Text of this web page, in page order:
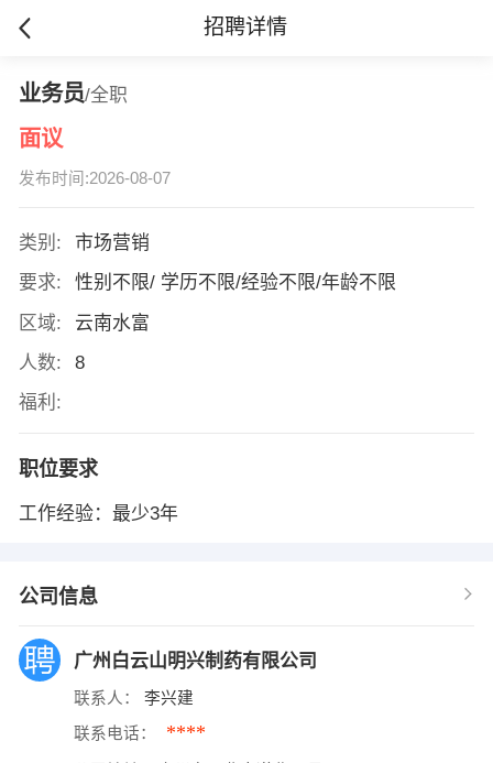
招聘详情
业务员/全职
面议
发布时间:2026-08-07
类别:
市场营销
要求:
性别不限/ 学历不限/经验不限/年龄不限
区域:
云南水富
人数:
8
福利:
职位要求
工作经验：最少3年
公司信息
广州白云山明兴制药有限公司
联系人： 李兴建
联系电话： ****